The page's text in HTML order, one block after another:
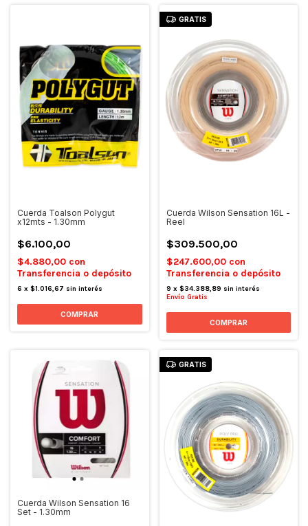
Cuerda Toalson Polygut
x12mts - 1.30mm
$6.100,00
$4.880,00 con
Transferencia o depósito
6 x $1.016,67 sin interés
GRATIS
Cuerda Wilson Sensation 16L -
Reel
$309.500,00
$247.600,00 con
Transferencia o depósito
9 x $34.388,89 sin interés
Envío Gratis
Cuerda Wilson Sensation 16
Set - 1.30mm
GRATIS